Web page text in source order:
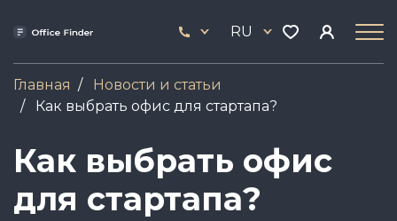
содержанию
444
17
RU
Главная
Новости и статьи
Как выбрать офис для стартапа?
Как выбрать офис
для стартапа?